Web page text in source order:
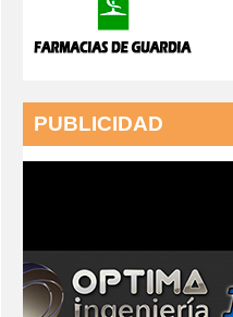
PUBLICIDAD